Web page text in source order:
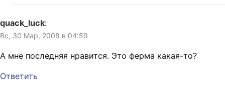
quack_luck:
Вс, 30 Мар, 2008 в 04:59
А мне последняя нравится. Это ферма какая-то?
Ответить